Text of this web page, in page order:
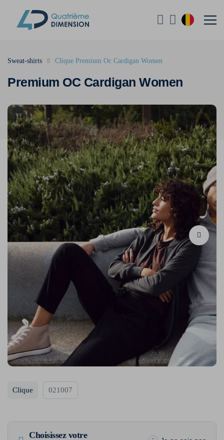
Premium OC Cardigan Women
Sweat-shirts Clique Premium Oc Cardigan Women
Clique 021007
Choisissez votre